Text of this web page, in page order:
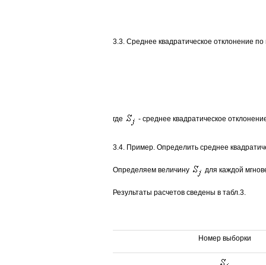
3.3. Среднее квадратическое отклонение
где - среднее квадратическое
3.4. Пример. Определить среднее
Определяем величину для каждой
Результаты расчетов сведены в табл.3.
Номер выборки